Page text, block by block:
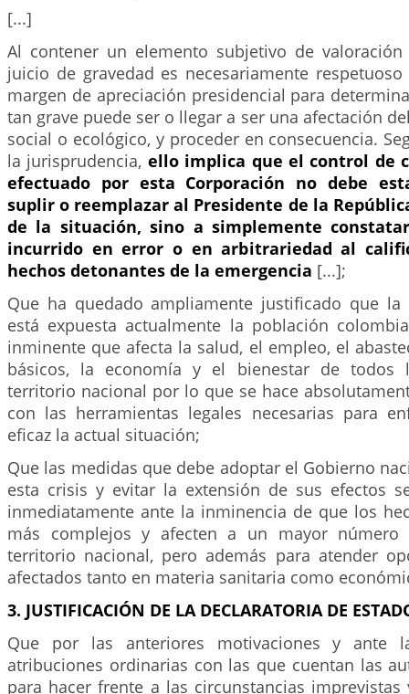
[...]
Al contener un elemento subjetivo de
juicio de gravedad es necesariamente
margen de apreciación presidencial para
tan grave puede ser o llegar a ser una afectación
social o ecológico, y proceder en consecuencia.
la jurisprudencia, ello implica que el control de
efectuado por esta Corporación no debe
suplir o reemplazar al Presidente de la
de la situación, sino a simplemente
incurrido en error o en arbitrariedad al
hechos detonantes de la emergencia [...];
Que ha quedado ampliamente justificado que
está expuesta actualmente la población
inminente que afecta la salud, el empleo, el
básicos, la economía y el bienestar de todos
territorio nacional por lo que se hace
con las herramientas legales necesarias para
eficaz la actual situación;
Que las medidas que debe adoptar el Gobierno
esta crisis y evitar la extensión de sus efectos
inmediatamente ante la inminencia de que los
más complejos y afecten a un mayor número
territorio nacional, pero además para atender
afectados tanto en materia sanitaria como
3. JUSTIFICACIÓN DE LA DECLARATORIA DE
Que por las anteriores motivaciones y ante
atribuciones ordinarias con las que cuentan las
para hacer frente a las circunstancias